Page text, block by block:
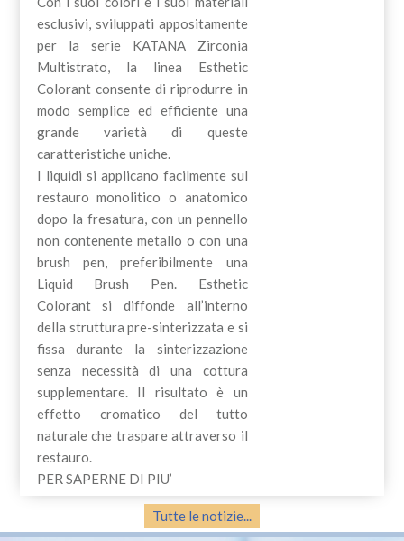
esclusivi, sviluppati appositamente
per la serie KATANA Zirconia
Multistrato, la linea Esthetic
Colorant consente di riprodurre in
modo semplice ed efficiente una
grande varietà di queste
caratteristiche uniche.
I liquidi si applicano facilmente sul
restauro monolitico o anatomico
dopo la fresatura, con un pennello
non contenente metallo o con una
brush pen, preferibilmente una
Liquid Brush Pen. Esthetic
Colorant si diffonde all’interno
della struttura pre-sinterizzata e si
fissa durante la sinterizzazione
senza necessità di una cottura
supplementare. Il risultato è un
effetto cromatico del tutto
naturale che traspare attraverso il
restauro.
PER SAPERNE DI PIU’
Tutte le notizie...